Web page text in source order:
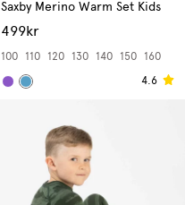
Saxby Merino Warm Set Kids
499kr
100 110 120 130 140 150
160
4.6